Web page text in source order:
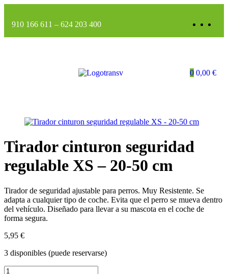
910 166 611 – 624 203 400
0 0,00 €
Tirador cinturon seguridad
regulable XS – 20-50 cm
Tirador de seguridad ajustable para perros. Muy Resistente. Se
adapta a cualquier tipo de coche. Evita que el perro se mueva dentro
del vehículo. Diseñado para llevar a su mascota en el coche de
forma segura.
5,95 €
3 disponibles (puede reservarse)